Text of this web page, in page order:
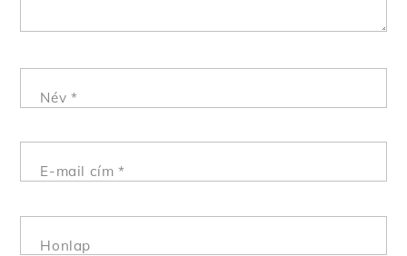
Név *
E-mail cím*
Honlap